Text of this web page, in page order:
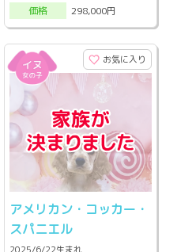
価格
298,000円
お気に入り
アメリカン・コッカー・
スパニエル